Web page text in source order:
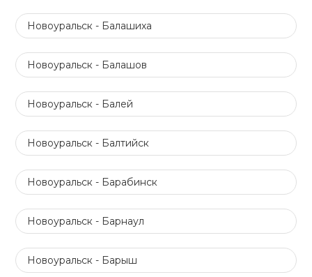
Новоуральск - Балашиха
Новоуральск - Балашов
Новоуральск - Балей
Новоуральск - Балтийск
Новоуральск - Барабинск
Новоуральск - Барнаул
Новоуральск - Барыш